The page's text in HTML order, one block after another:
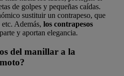
de golpes y pequeñas caídas.
sustituir un contrapeso, que
Además, los contrapesos
y aportan elegancia.
del manillar a la